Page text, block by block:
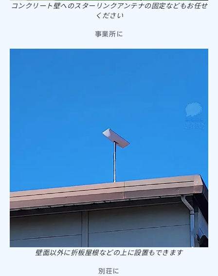
コンクリート壁へのスターリンクアンテナの固定などもお任せ
ください
事業所に
壁面以外に折板屋根などの上に設置もできます
別荘に